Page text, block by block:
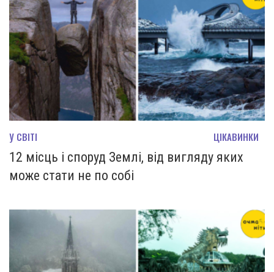
У СВІТІ ЦІКАВИНКИ
12 місць і споруд Землі, від вигляду яких
може стати не по собі